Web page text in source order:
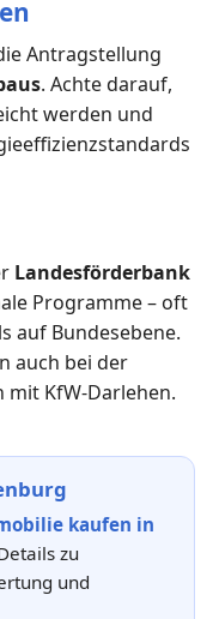
Antragstellung
. Achte darauf,
werden und
Landesförderbank
Programme – oft
auf Bundesebene.
auch bei der
KfW-Darlehen.
kaufen in
zu
und